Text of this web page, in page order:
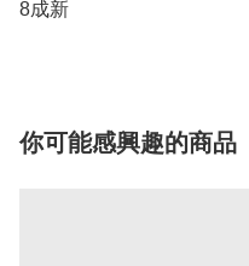
8成新
你可能感興趣的商品